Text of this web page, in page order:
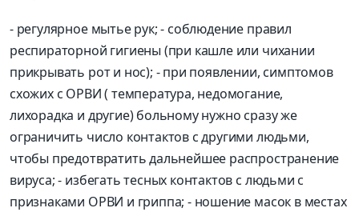
- регулярное мытье рук; - соблюдение правил
респираторной гигиены (при кашле или чихании
прикрывать рот и нос); - при появлении, симптомов
схожих с ОРВИ ( температура, недомогание,
лихорадка и другие) больному нужно сразу же
ограничить число контактов с другими людьми,
чтобы предотвратить дальнейшее распространение
вируса; - избегать тесных контактов с людьми с
признаками ОРВИ и гриппа; - ношение масок в местах